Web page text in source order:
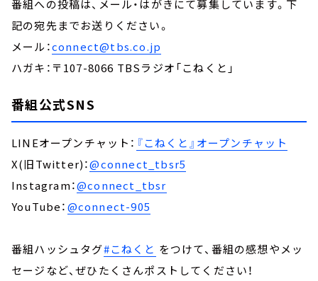
番組への投稿は、メール・はがきにて募集しています。下
記の宛先までお送りください。
メール：connect@tbs.co.jp
ハガキ：〒107-8066 TBSラジオ「こねくと」
番組公式SNS
LINEオープンチャット： 『こねくと』オープンチャット
X(旧Twitter)：@connect_tbsr5
Instagram：@connect_tbsr
YouTube：@connect-905
番組ハッシュタグ#こねくと をつけて、番組の感想やメッ
セージなど、ぜひたくさんポストしてください！